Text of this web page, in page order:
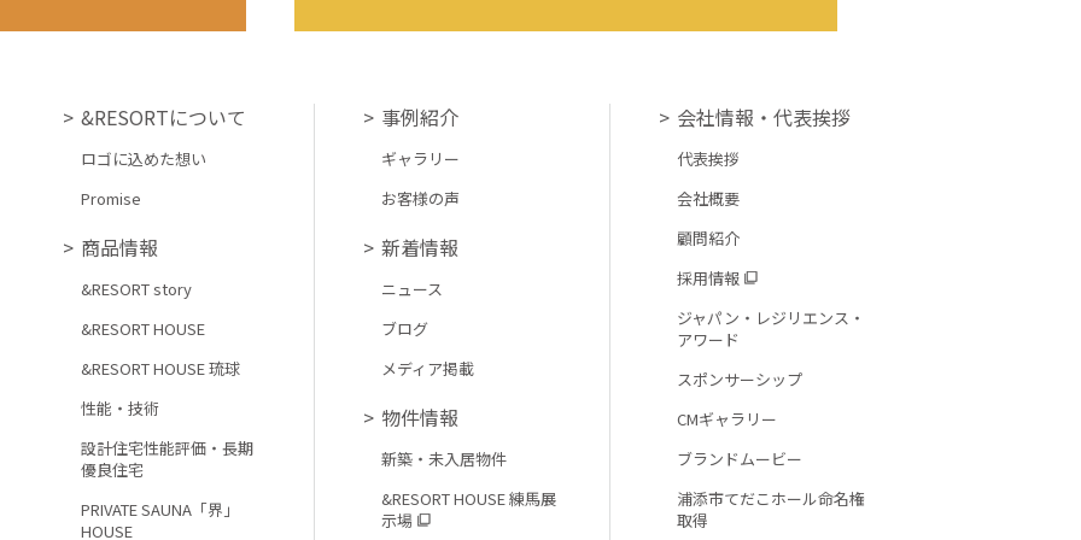
&RESORTについて
ロゴに込めた想い
Promise
商品情報
&RESORT story
&RESORT HOUSE
&RESORT HOUSE 琉球
性能・技術
設計住宅性能評価・長期
優良住宅
PRIVATE SAUNA「界」
HOUSE
事例紹介
ギャラリー
お客様の声
新着情報
ニュース
ブログ
メディア掲載
物件情報
新築・未入居物件
&RESORT HOUSE 練馬展
示場
会社情報・代表挨拶
代表挨拶
会社概要
顧問紹介
採用情報
ジャパン・レジリエンス・
アワード
スポンサーシップ
CMギャラリー
ブランドムービー
浦添市てだこホール命名権
取得